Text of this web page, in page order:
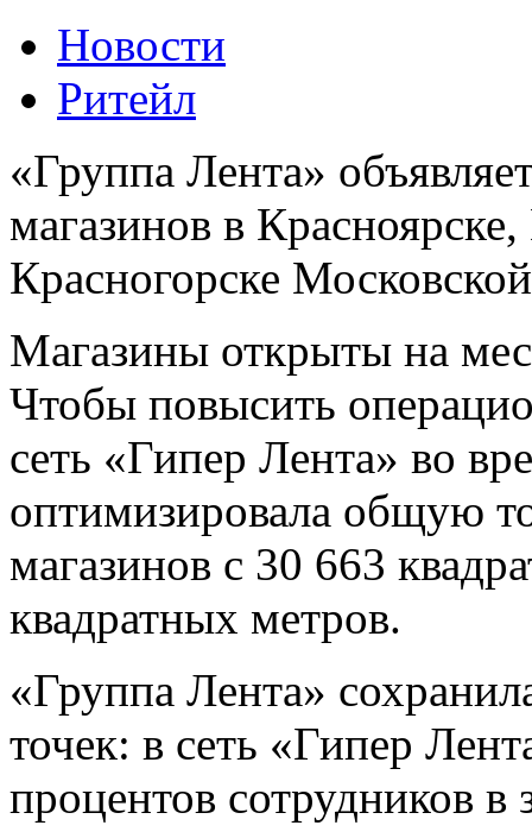
Новости
Ритейл
«Группа Лента»
магазинов в
Красногорске
Магазины открыты на
Чтобы повысить
сеть «Гипер Лента» во
оптимизировала общую
магазинов с 30 663
квадратных метров.
«Группа Лента»
точек: в сеть «Гипер
процентов сотрудников в